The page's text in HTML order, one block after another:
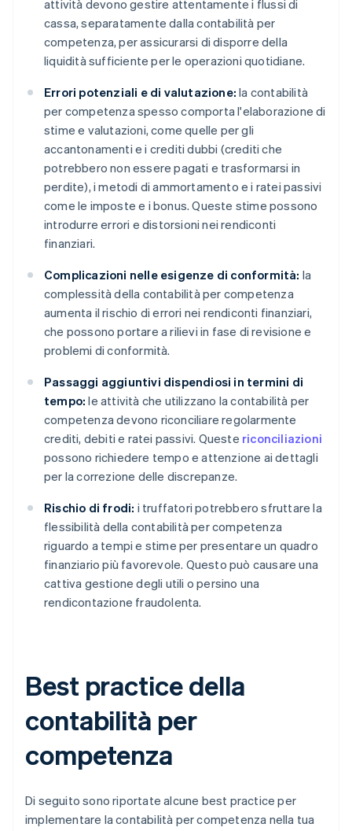
attività devono gestire attentamente i flussi di
cassa, separatamente dalla contabilità per
competenza, per assicurarsi di disporre della
liquidità sufficiente per le operazioni quotidiane.
Errori potenziali e di valutazione: la contabilità
per competenza spesso comporta l'elaborazione di
stime e valutazioni, come quelle per gli
accantonamenti e i crediti dubbi (crediti che
potrebbero non essere pagati e trasformarsi in
perdite), i metodi di ammortamento e i ratei passivi
come le imposte e i bonus. Queste stime possono
introdurre errori e distorsioni nei rendiconti
finanziari.
Complicazioni nelle esigenze di conformità: la
complessità della contabilità per competenza
aumenta il rischio di errori nei rendiconti finanziari,
che possono portare a rilievi in fase di revisione e
problemi di conformità.
Passaggi aggiuntivi dispendiosi in termini di
tempo: le attività che utilizzano la contabilità per
competenza devono riconciliare regolarmente
crediti, debiti e ratei passivi. Queste riconciliazioni
possono richiedere tempo e attenzione ai dettagli
per la correzione delle discrepanze.
Rischio di frodi: i truffatori potrebbero sfruttare la
flessibilità della contabilità per competenza
riguardo a tempi e stime per presentare un quadro
finanziario più favorevole. Questo può causare una
cattiva gestione degli utili o persino una
rendicontazione fraudolenta.
Best practice della
contabilità per
competenza
Di seguito sono riportate alcune best practice per
implementare la contabilità per competenza nella tua